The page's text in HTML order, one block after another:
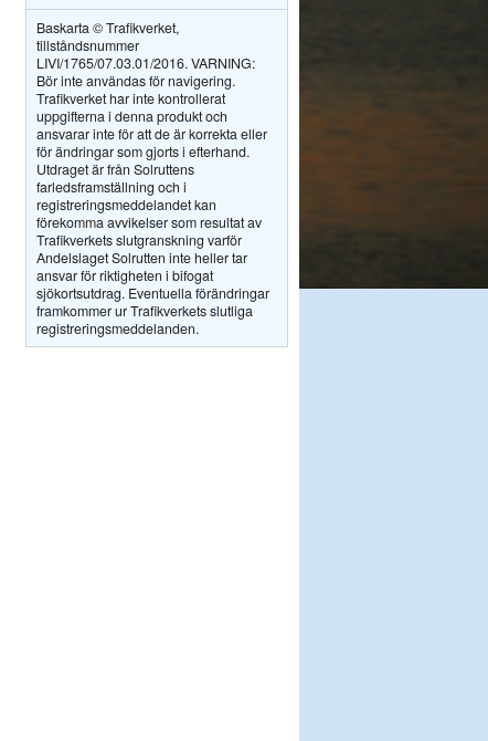
Baskarta © Trafikverket,
tillståndsnummer
LIVI/1765/07.03.01/2016. VARNING:
Bör inte användas för navigering.
Trafikverket har inte kontrollerat
uppgifterna i denna produkt och
ansvarar inte för att de är korrekta eller
för ändringar som gjorts i efterhand.
Utdraget är från Solruttens
farledsframställning och i
registreringsmeddelandet kan
förekomma avvikelser som resultat av
Trafikverkets slutgranskning varför
Andelslaget Solrutten inte heller tar
ansvar för riktigheten i bifogat
sjökortsutdrag. Eventuella förändringar
framkommer ur Trafikverkets slutliga
registreringsmeddelanden.